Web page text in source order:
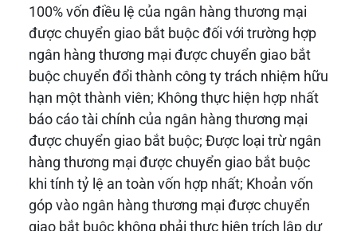
100% vốn điều lệ của ngân hàng thương mại
được chuyển giao bắt buộc đối với trường hợp
ngân hàng thương mại được chuyển giao bắt
buộc chuyển đổi thành công ty trách nhiệm hữu
hạn một thành viên; Không thực hiện hợp nhất
báo cáo tài chính của ngân hàng thương mại
được chuyển giao bắt buộc; Được loại trừ ngân
hàng thương mại được chuyển giao bắt buộc
khi tính tỷ lệ an toàn vốn hợp nhất; Khoản vốn
góp vào ngân hàng thương mại được chuyển
giao bắt buộc không phải thực hiện trích lập dự